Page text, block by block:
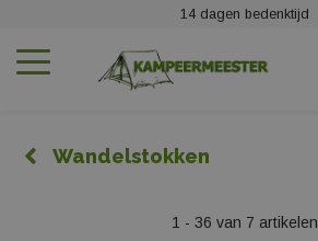
14 dagen bedenktijd
Wandelstokken
1 - 36 van 7 artikelen